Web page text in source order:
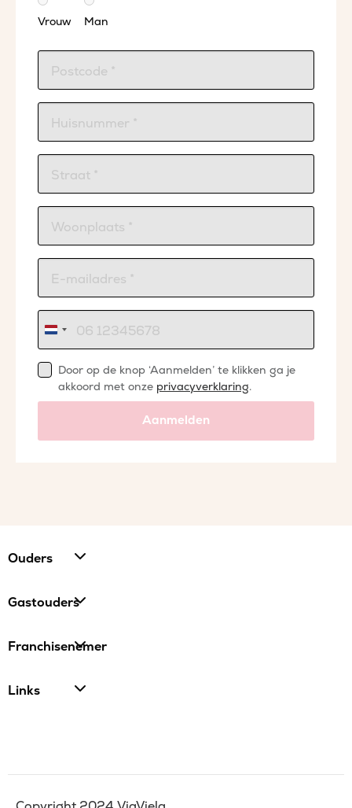
Vrouw Man
Nederland
+31
Door op de knop ‘Aanmelden’ te klikken ga je
akkoord met onze privacyverklaring.
Aanmelden
Ouders
Gastouders
Franchisenemer
Links